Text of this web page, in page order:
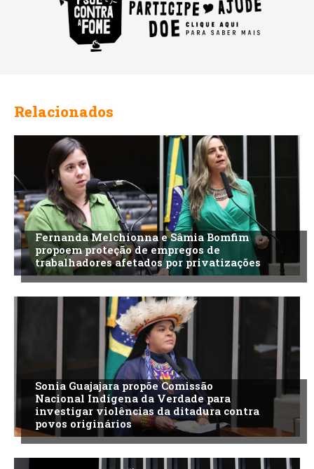
Relacionados
Fernanda Melchionna e Sâmia Bomfim
propoem proteção de empregos de
trabalhadores afetados por privatizações
Sonia Guajajara propõe Comissão
Nacional Indígena da Verdade para
investigar violências da ditadura contra
povos originários